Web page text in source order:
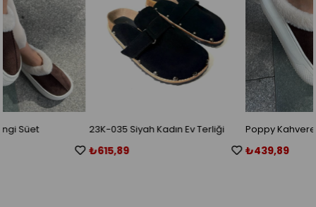
23K-035 Siyah Kadın Ev Terliği Poppy Kahverengi Süet